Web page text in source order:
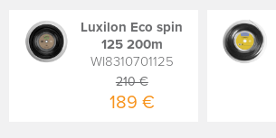
Luxilon Eco spin
125 200m
WI8310701125
210 €
189 €